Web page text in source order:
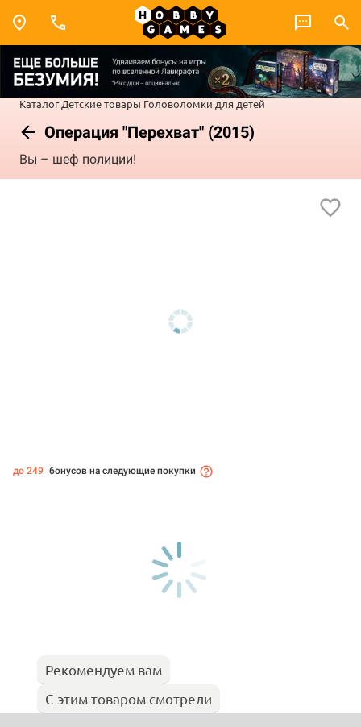
Каталог Детские товары Головоломки для детей
Операция "Перехват" (2015)
Вы – шеф полиции!
до 249 бонусов на следующие покупки
Рекомендуем вам
С этим товаром смотрели